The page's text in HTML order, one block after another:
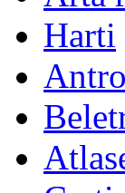
Harti